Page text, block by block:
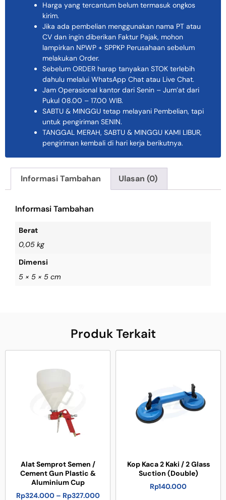
Harga yang tercantum belum termasuk ongkos
kirim.
Jika ada pembelian menggunakan nama PT atau
CV dan ingin diberikan Faktur Pajak, mohon
lampirkan NPWP + SPPKP Perusahaan sebelum
melakukan Order.
Sebelum ORDER harap tanyakan STOK terlebih
dahulu melalui WhatsApp Chat atau Live Chat.
Jam Operasional kantor dari Senin – Jum’at dari
Pukul 08.00 – 17.00 WIB.
SABTU & MINGGU tetap melayani Pembelian, tapi
untuk pengiriman SENIN.
TANGGAL MERAH, SABTU & MINGGU KAMI LIBUR,
pengiriman kembali di hari kerja berikutnya.
Informasi Tambahan Ulasan (0)
Informasi Tambahan
Berat
0,05 kg
Dimensi
5 × 5 × 5 cm
Produk Terkait
Alat Semprot Semen /
Cement Gun Plastic &
Aluminium Cup
Rp324.000 – Rp327.000
Kop Kaca 2 Kaki / 2 Glass
Suction (Double)
Rp140.000